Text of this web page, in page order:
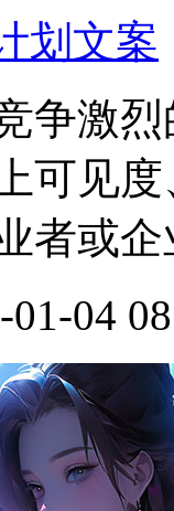
划文案
争激
可见
者或企
04